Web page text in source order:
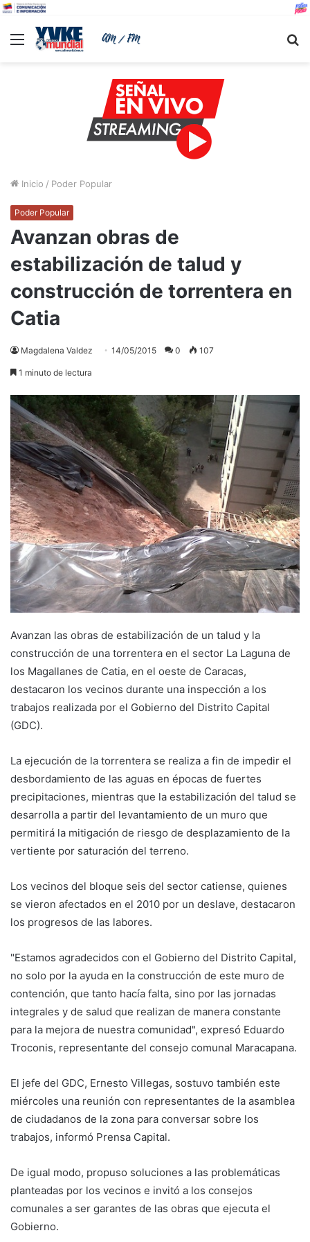
Menu
Inicio / Poder Popular
Poder Popular
Avanzan obras de
estabilización de talud y
construcción de torrentera en
Catia
Magdalena Valdez 14/05/2015 0 107
1 minuto de lectura
Avanzan las obras de estabilización de un talud y la
construcción de una torrentera en el sector La Laguna de
los Magallanes de Catia, en el oeste de Caracas,
destacaron los vecinos durante una inspección a los
trabajos realizada por el Gobierno del Distrito Capital
(GDC).
La ejecución de la torrentera se realiza a fin de impedir el
desbordamiento de las aguas en épocas de fuertes
precipitaciones, mientras que la estabilización del talud se
desarrolla a partir del levantamiento de un muro que
permitirá la mitigación de riesgo de desplazamiento de la
vertiente por saturación del terreno.
Los vecinos del bloque seis del sector catiense, quienes
se vieron afectados en el 2010 por un deslave, destacaron
los progresos de las labores.
"Estamos agradecidos con el Gobierno del Distrito Capital,
no solo por la ayuda en la construcción de este muro de
contención, que tanto hacía falta, sino por las jornadas
integrales y de salud que realizan de manera constante
para la mejora de nuestra comunidad", expresó Eduardo
Troconis, representante del consejo comunal Maracapana.
El jefe del GDC, Ernesto Villegas, sostuvo también este
miércoles una reunión con representantes de la asamblea
de ciudadanos de la zona para conversar sobre los
trabajos, informó Prensa Capital.
De igual modo, propuso soluciones a las problemáticas
planteadas por los vecinos e invitó a los consejos
comunales a ser garantes de las obras que ejecuta el
Gobierno.